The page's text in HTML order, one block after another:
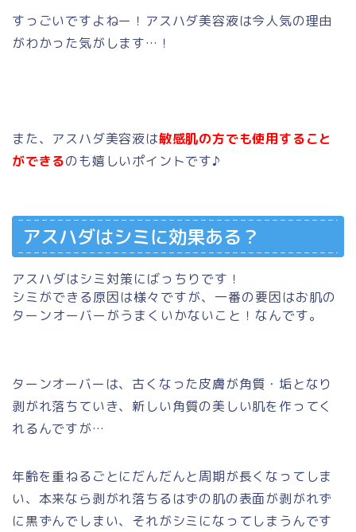
すっごいですよねー！アスハダ美容液は今人気の理由
がわかった気がします…！
また、アスハダ美容液は敏感肌の方でも使用すること
ができるのも嬉しいポイントです♪
アスハダはシミに効果ある？
アスハダはシミ対策にばっちりです！
シミができる原因は様々ですが、一番の要因はお肌の
ターンオーバーがうまくいかないこと！なんです。
ターンオーバーは、 古くなった皮膚が角質・垢となり
剥がれ落ちていき、新しい角質の美しい肌を作ってく
れるんですが…
年齢を重ねるごとにだんだんと周期が長くなってしま
い、本来なら剥がれ落ちるはずの肌の表面が剥がれず
に黒ずんでしまい、それがシミになってしまうんです